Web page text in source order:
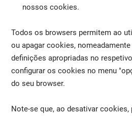
nossos cookies.
Todos os browsers permitem ao
ou apagar cookies,
definições apropriadas no
configurar os cookies no menu
do seu browser.
Note-se que, ao desativar cookies,